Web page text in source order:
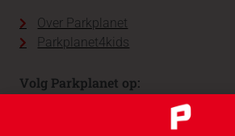
Over Parkplanet
Parkplanet4kids
Volg Parkplanet op: